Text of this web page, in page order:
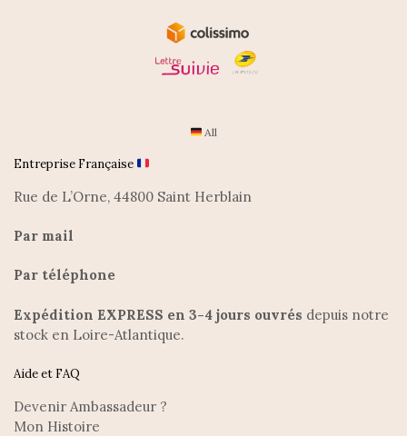
All
Entreprise Française
Rue de L’Orne, 44800 Saint Herblain
Par mail
Par téléphone
Expédition EXPRESS en 3-4 jours ouvrés depuis notre
stock en Loire-Atlantique.
Aide et FAQ
Devenir Ambassadeur ?
Mon Histoire